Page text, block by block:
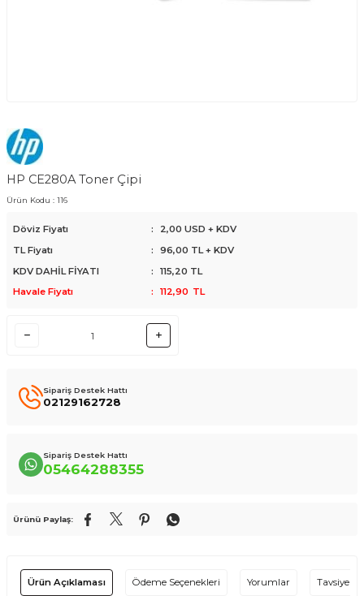
HP CE280A Toner Çipi
Ürün Kodu : 116
Döviz Fiyatı :
2,00 USD + KDV
TL Fiyatı
: 96,00 TL + KDV
KDV DAHİL FİYATI
: 115,20 TL
Havale Fiyatı
: 112,90 TL
Sipariş Destek Hattı
02129162728
Sipariş Destek Hattı
05464288355
Ürünü Paylaş:
Ürün Açıklaması Ödeme Seçenekleri Yorumlar Tavsiye Et